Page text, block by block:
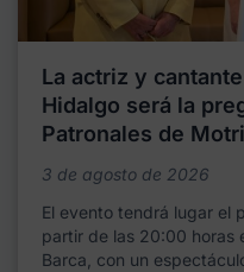
La actriz y
Hidalgo será la
Patronales de
3 de agosto de 2026
El evento tendrá lugar el
partir de las 20:00 horas
Barca, con un